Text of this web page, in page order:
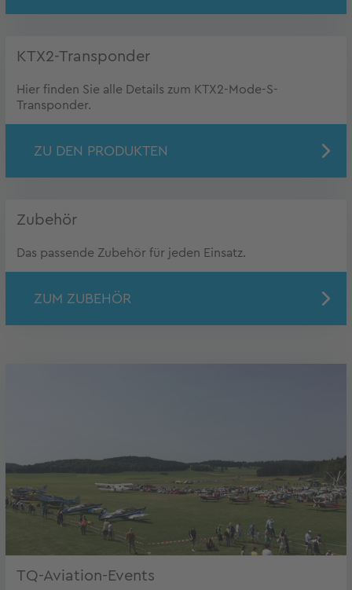
KTX2-Transponder
Hier finden Sie alle Details zum KTX2-Mode-S-
Transponder.
ZU DEN PRODUKTEN
Zubehör
Das passende Zubehör für jeden Einsatz.
ZUM ZUBEHÖR
TQ-Aviation-Events